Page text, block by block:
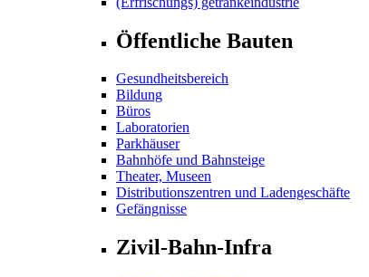
Öffentliche Bauten
Gesundheitsbereich
Bildung
Büros
Laboratorien
Parkhäuser
Bahnhöfe und Bahnsteige
Theater, Museen
Distributionszentren und Ladengeschäfte
Gefängnisse
Zivil-Bahn-Infra